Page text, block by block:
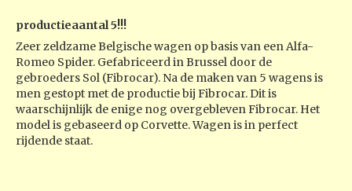
productieaantal 5!!!
Zeer zeldzame Belgische wagen op basis van een Alfa-
Romeo Spider. Gefabriceerd in Brussel door de
gebroeders Sol (Fibrocar). Na de maken van 5 wagens is
men gestopt met de productie bij Fibrocar. Dit is
waarschijnlijk de enige nog overgebleven Fibrocar. Het
model is gebaseerd op Corvette. Wagen is in perfect
rijdende staat.